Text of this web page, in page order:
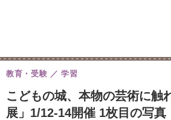
こどもの城、本物の芸術に触
展」1/12-14開催 1枚目の写真
教育・受験 学習